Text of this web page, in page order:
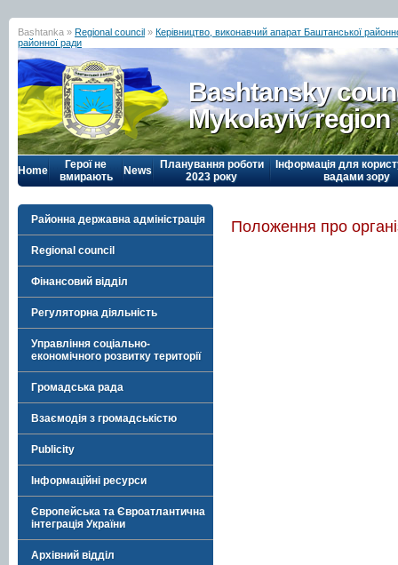
Bashtanka » Regional council » Керівництво, виконавчий апарат Баштанської
районної ради
Bashtansky
Mykolayiv region
Home
Герої не
вмирають
News
Планування роботи
2023 року
Інформація для
вадами зору
Районна державна адміністрація
Regional council
Фінансовий відділ
Регуляторна діяльність
Управління соціально-
економічного розвитку території
Громадська рада
Взаємодія з громадськістю
Publicity
Інформаційні ресурси
Європейська та Євроатлантична
інтеграція України
Архівний відділ
Положення про